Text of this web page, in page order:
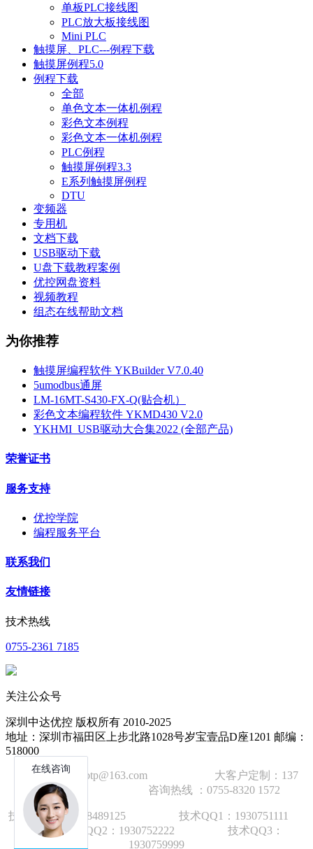
单板PLC接线图
PLC放大板接线图
Mini PLC
触摸屏、PLC---例程下载
触摸屏例程5.0
例程下载
全部
单色文本一体机例程
彩色文本例程
彩色文本一体机例程
PLC例程
触摸屏例程3.3
E系列触摸屏例程
DTU
变频器
专用机
文档下载
USB驱动下载
U盘下载教程案例
优控网盘资料
视频教程
组态在线帮助文档
为你推荐
触摸屏编程软件 YKBuilder V7.0.40
5umodbus通屏
LM-16MT-S430-FX-Q(贴合机）
彩色文本编程软件 YKMD430 V2.0
YKHMI_USB驱动大合集2022 (全部产品)
荣誉证书
服务支持
优控学院
编程服务平台
联系我们
友情链接
技术热线
0755-2361 7185
关注公众号
深圳中达优控 版权所有 2010-2025
地址：深圳市福田区上步北路1028号岁宝壹品D座1201 邮编：
518000
技术邮箱：wzbtp@163.com 大客户定制：137
1392 2586 咨询热线 ：0755-8320 1572
技术手机：18928489125
技术QQ1：1930751111
技术QQ2：1930752222 技术QQ3：
1930759999